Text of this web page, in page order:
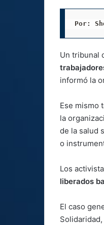
Por:
Un tribunal
informó la
Ese mismo
la
de la salud
o
Los
liberados
El caso